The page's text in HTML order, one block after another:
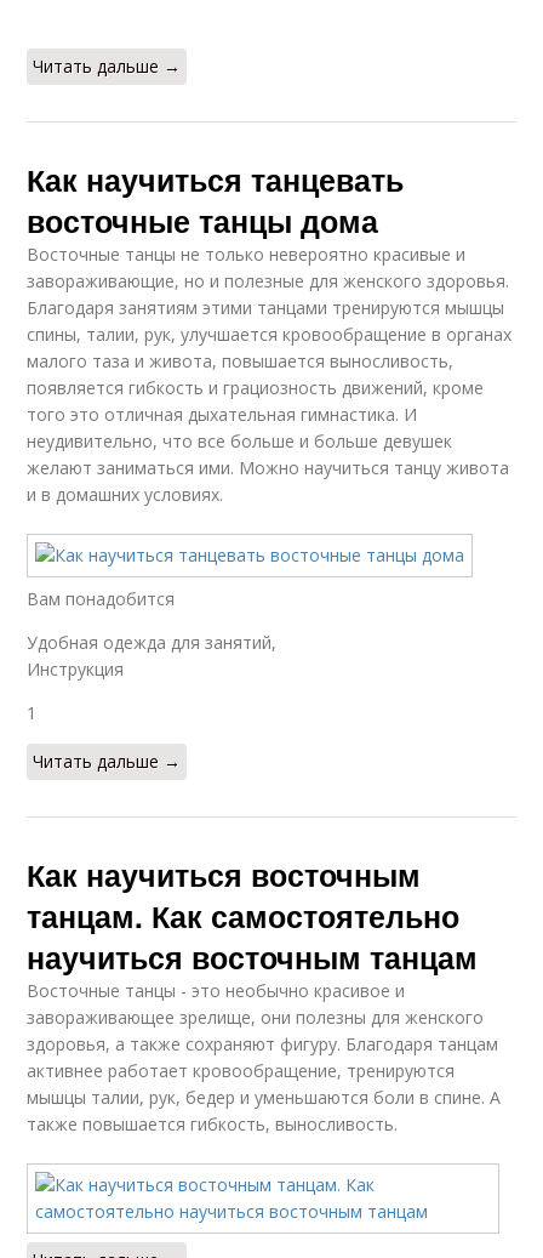
Читать дальше →
Как научиться танцевать
восточные танцы дома
Восточные танцы не только невероятно красивые и
завораживающие, но и полезные для женского здоровья.
Благодаря занятиям этими танцами тренируются мышцы
спины, талии, рук, улучшается кровообращение в органах
малого таза и живота, повышается выносливость,
появляется гибкость и грациозность движений, кроме
того это отличная дыхательная гимнастика. И
неудивительно, что все больше и больше девушек
желают заниматься ими. Можно научиться танцу живота
и в домашних условиях.
Вам понадобится
Удобная одежда для занятий,
Инструкция
1
Читать дальше →
Как научиться восточным
танцам. Как самостоятельно
научиться восточным танцам
Восточные танцы - это необычно красивое и
завораживающее зрелище, они полезны для женского
здоровья, а также сохраняют фигуру. Благодаря танцам
активнее работает кровообращение, тренируются
мышцы талии, рук, бедер и уменьшаются боли в спине. А
также повышается гибкость, выносливость.